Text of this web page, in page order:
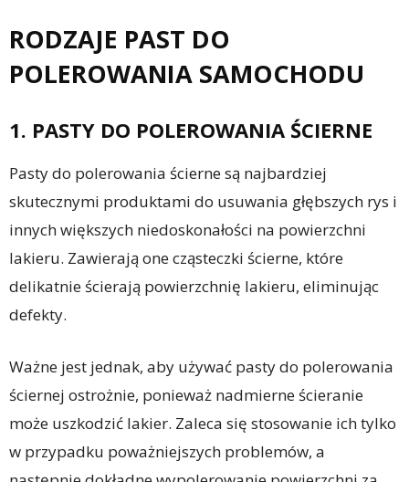
RODZAJE PAST DO
POLEROWANIA SAMOCHODU
1. PASTY DO POLEROWANIA ŚCIERNE
Pasty do polerowania ścierne są najbardziej
skutecznymi produktami do usuwania głębszych rys i
innych większych niedoskonałości na powierzchni
lakieru. Zawierają one cząsteczki ścierne, które
delikatnie ścierają powierzchnię lakieru, eliminując
defekty.
Ważne jest jednak, aby używać pasty do polerowania
ściernej ostrożnie, ponieważ nadmierne ścieranie
może uszkodzić lakier. Zaleca się stosowanie ich tylko
w przypadku poważniejszych problemów, a